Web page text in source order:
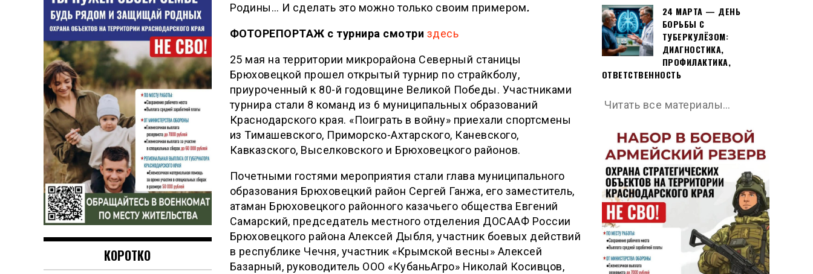
Родины… И сделать это можно только своим примером.
ФОТОРЕПОРТАЖ с турнира смотри здесь
25 мая на территории микрорайона Северный станицы
Брюховецкой прошел открытый турнир по страйкболу,
приуроченный к 80-й годовщине Великой Победы. Участниками
турнира стали 8 команд из 6 муниципальных образований
Краснодарского края. «Поиграть в войну» приехали спортсмены
из Тимашевского, Приморско-Ахтарского, Каневского,
Кавказского, Выселковского и Брюховецкого районов.
Почетными гостями мероприятия стали глава муниципального
образования Брюховецкий район Сергей Ганжа, его заместитель,
атаман Брюховецкого районного казачьего общества Евгений
Самарский, председатель местного отделения ДОСААФ России
Брюховецкого района Алексей Дыбля, участник боевых действий
в республике Чечня, участник «Крымской весны» Алексей
Базарный, руководитель ООО «КубаньАгро» Николай Косивцов,
КОРОТКО
24 МАРТА — ДЕНЬ
БОРЬБЫ С
ТУБЕРКУЛЁЗОМ:
ДИАГНОСТИКА,
ПРОФИЛАКТИКА,
ОТВЕТСТВЕННОСТЬ
Читать все материалы…